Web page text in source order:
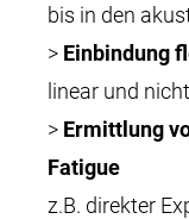
bis in den
> Einbindung
linear und
> Ermittlung
Fatigue
z.B. direkter